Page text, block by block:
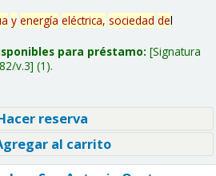
y energía eléctrica, sociedad del
para préstamo: Signatura
v.3 (1).
reserva
al carrito